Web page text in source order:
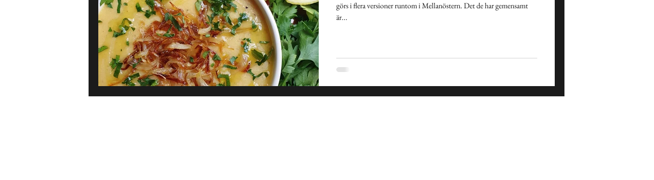
Bröd, bakverk & dessert Pannkakor Indien Spanien Medelhavet Mexiko Påsk
görs i flera versioner runtom i Mellanöstern. Det de har gemensamt
är...